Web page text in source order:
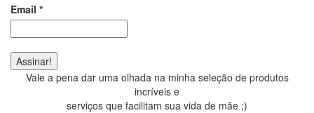
Email *
Vale a pena dar uma olhada na minha seleção de produtos
incríveis e
serviços que facilitam sua vida de mãe ;)